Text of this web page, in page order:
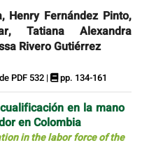
Henry Fernández Pinto,
Tatiana Alexandra
Rivero Gutiérrez
PDF 532 | pp. 134-161
en la mano
en Colombia
in the labor force of the